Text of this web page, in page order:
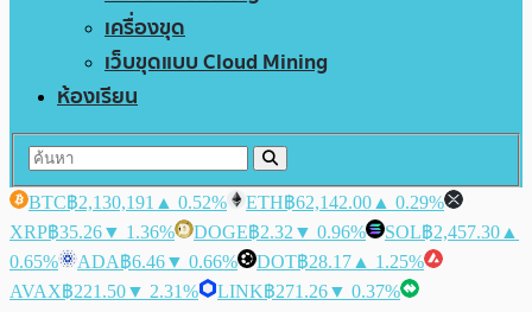
เครื่องขุด
เว็บขุดแบบ Cloud Mining
ห้องเรียน
BTC฿2,130,191 ▲ 0.52% ETH฿62,142.00 ▲ 0.29%
XRP฿35.26▼ 1.36% DOGE฿2.32 ▼ 0.96% SOL฿2,457.30 ▲
0.65%
ADA฿6.46▼ 0.66% DOT฿28.17 ▲ 1.25%
AVAX฿221.50▼ 2.31% LINK฿271.26▼ 0.37%